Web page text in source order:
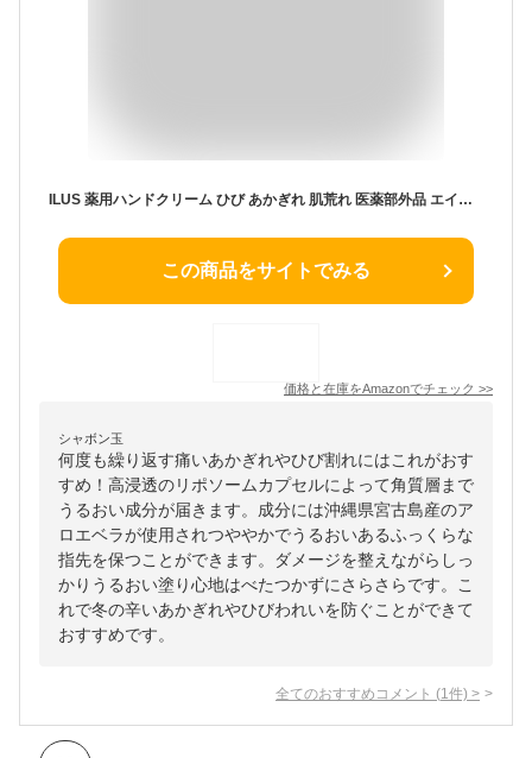
ILUS 薬用ハンドクリーム ひび あかぎれ 肌荒れ 医薬部外品 エイジングケア ギフト 50g (1)
この商品をサイトでみる
価格と在庫をAmazonでチェック >>
シャボン玉
何度も繰り返す痛いあかぎれやひび割れにはこれがおす
すめ！高浸透のリポソームカプセルによって角質層まで
うるおい成分が届きます。成分には沖縄県宮古島産のア
ロエベラが使用されつややかでうるおいあるふっくらな
指先を保つことができます。ダメージを整えながらしっ
かりうるおい塗り心地はべたつかずにさらさらです。こ
れで冬の辛いあかぎれやひびわれいを防ぐことができて
おすすめです。
全てのおすすめコメント (1 件) >